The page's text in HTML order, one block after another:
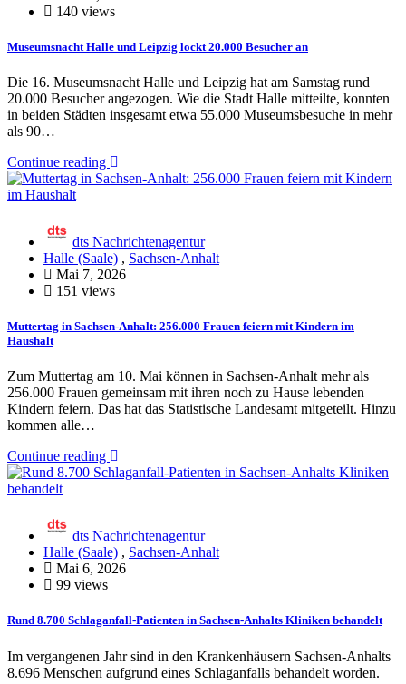
140 views
Museumsnacht Halle und Leipzig lockt 20.000 Besucher an
Die 16. Museumsnacht Halle und Leipzig hat am Samstag rund
20.000 Besucher angezogen. Wie die Stadt Halle mitteilte, konnten
in beiden Städten insgesamt etwa 55.000 Museumsbesuche in mehr
als 90…
Continue reading
dts Nachrichtenagentur
Halle (Saale) , Sachsen-Anhalt
Mai 7, 2026
151 views
Muttertag in Sachsen-Anhalt: 256.000 Frauen feiern mit Kindern im
Haushalt
Zum Muttertag am 10. Mai können in Sachsen-Anhalt mehr als
256.000 Frauen gemeinsam mit ihren noch zu Hause lebenden
Kindern feiern. Das hat das Statistische Landesamt mitgeteilt. Hinzu
kommen alle…
Continue reading
dts Nachrichtenagentur
Halle (Saale) , Sachsen-Anhalt
Mai 6, 2026
99 views
Rund 8.700 Schlaganfall-Patienten in Sachsen-Anhalts Kliniken behandelt
Im vergangenen Jahr sind in den Krankenhäusern Sachsen-Anhalts
8.696 Menschen aufgrund eines Schlaganfalls behandelt worden.